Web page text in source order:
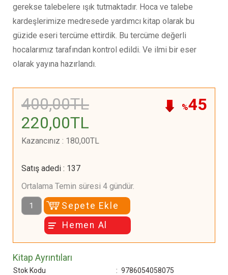
gerekse talebelere ışık tutmaktadır. Hoca ve talebe
kardeşlerimize medresede yardımcı kitap olarak bu
güzide eseri tercüme ettirdik. Bu tercüme değerli
hocalarımız tarafından kontrol edildi. Ve ilmi bir eser
olarak yayına hazırlandı.
%45
400,00TL
220,00TL
Kazancınız : 180,00TL
Satış adedi: 137
Ortalama Temin süresi 4 gündür.
Sepete Ekle
Hemen Al
Kitap Ayrıntıları
Stok Kodu : 9786054058075